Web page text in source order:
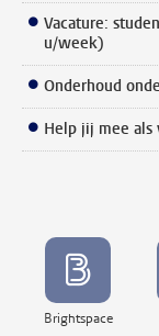
Vacature:
u/week)
Onderhoud
Help jij mee
Brightspace